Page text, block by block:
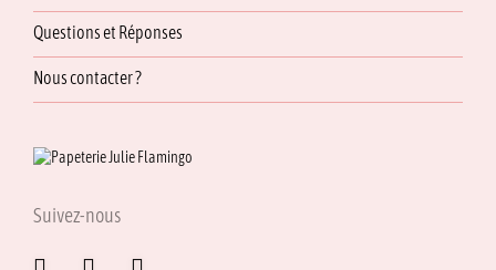
Questions et Réponses
Nous contacter ?
Suivez-nous